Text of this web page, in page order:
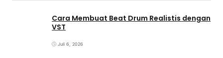
Cara Membuat Beat Drum Realistis dengan
VST
Juli 6, 2026